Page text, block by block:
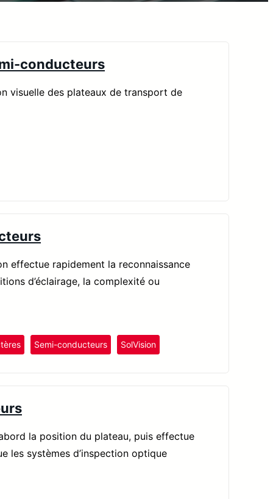
conducteurs
visuelle des plateaux de transport de
effectue rapidement la reconnaissance
d’éclairage, la complexité ou
Semi-conducteurs SolVision
la position du plateau, puis effectue
les systèmes d’inspection optique